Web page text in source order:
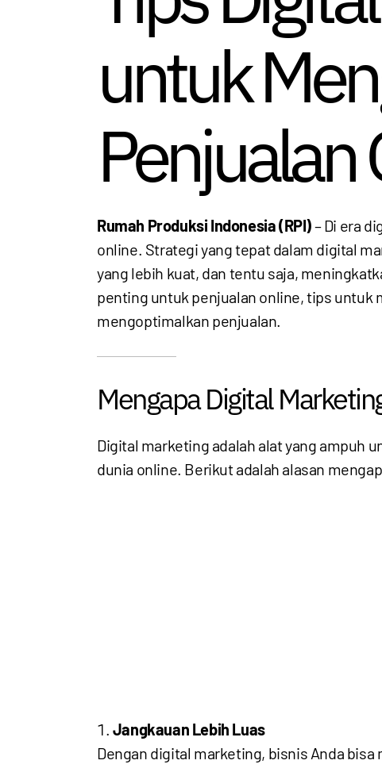
untuk
Penjualan
Rumah Produksi Indonesia (RPI)– Di era
online. Strategi yang tepat dalam digital
yang lebih kuat, dan tentu saja,
penting untuk penjualan online, tips untuk
mengoptimalkan penjualan.
Mengapa Digital
Digital marketing adalah alat yang ampuh
dunia online. Berikut adalah alasan
Jangkauan Lebih Luas
Dengan digital marketing, bisnis Anda